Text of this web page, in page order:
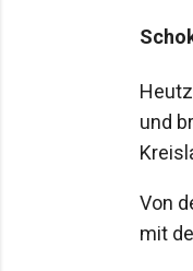
und
Von
mit